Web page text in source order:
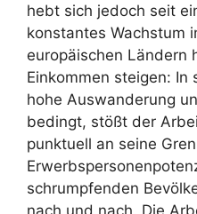
hebt sich jedoch seit
konstantes Wachstum
europäischen Ländern
Einkommen steigen: In
hohe Auswanderung
bedingt, stößt der
punktuell an seine
schrumpfenden
nach und nach. Die